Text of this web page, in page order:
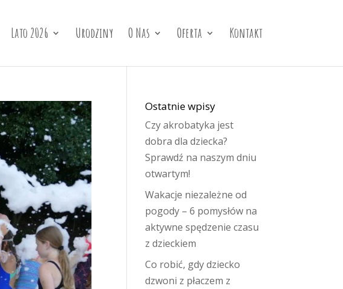
Lato 2026 Urodziny O Nas Oferta Kontakt
Ostatnie wpisy
Czy akrobatyka jest
dobra dla dziecka?
Sprawdź na naszym dniu
otwartym!
Wakacje niezależne od
pogody – 6 pomysłów na
aktywne spędzenie czasu
z dzieckiem
Co robić, gdy dziecko
dzwoni z płaczem z